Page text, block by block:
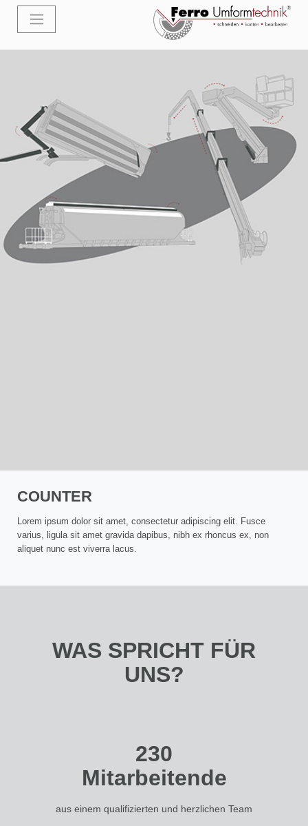
COUNTER
Lorem ipsum dolor sit amet, consectetur adipiscing elit. Fusce
varius, ligula sit amet gravida dapibus, nibh ex rhoncus ex, non
aliquet nunc est viverra lacus.
WAS SPRICHT FÜR
UNS?
230
Mitarbeitende
aus einem qualifizierten und herzlichen Team